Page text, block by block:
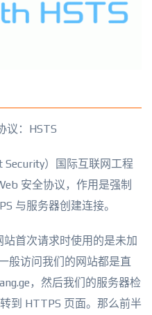
议：HSTS
）国际互联网工程
安全协议，作用是强制
与服务器创建连接。
首次请求时使用的是未加
般访问我们的网站都是直
，然后我们的服务器检
到 HTTPS 页面。那么前半